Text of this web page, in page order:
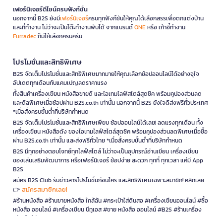
เฟอร์นิเจอร์ดีไซน์ครบฟังก์ชั่น
นอกจากนี้ B2S ยังมีเฟอร์นิเจอร์ครบทุกฟังก์ชันให้คุณได้เลือกสรรเพื่อตกแต่งบ้าน
และที่ทำงาน ไม่ว่าจะเป็นโต๊ะทำงานพับได้ จากแบรนด์ONEหรือ เก้าอี้ทำงาน
Furradecก็มีให้เลือกครบครัน
โปรโมชั่นและสิทธิพิเศษ
B2S จัดเต็มโปรโมชั่นและสิทธิพิเศษมากมายให้คุณเลือกช้อปออนไลน์ได้อย่างจุใจ
อัปเดตทุกเดือนกับแคมเปญลดราคาแรง
ทั้งสินค้าเครื่องเขียน หนังสือขายดี และไอเทมไลฟ์สไตล์สุดชิค พร้อมคูปองส่วนลด
และดีลพิเศษเมื่อช้อปผ่าน B2S.co.th เท่านั้น นอกจากนี้ B2S ยังใจดีส่งฟรีทั่วประเทศ
*เมื่อสั่งครบขั้นต่ำที่บริษัทกำหนด
B2S จัดเต็มโปรโมชั่นและสิทธิพิเศษเพียบ ช้อปออนไลน์ได้เลย! ลดแรงทุกเดือน ทั้ง
เครื่องเขียน หนังสือดัง ของไอเทมไลฟ์สไตล์สุดชิค พร้อมคูปองส่วนลดพิเศษเมื่อซื้อ
ผ่าน B2S.co.th เท่านั้น และส่งฟรีทั่วไทย *เมื่อสั่งครบขั้นต่ำที่บริษัทกำหนด
B2S มีทุกอย่างตอบโจทย์ทุกไลฟ์สไตล์ ไม่ว่าจะเป็นอุปกรณ์อ่านเขียน เครื่องเขียน
ของเล่นเสริมพัฒนาการ หรือเฟอร์นิเจอร์ ช้อปง่าย สะดวก ทุกที่ ทุกเวลา แค่มี App
B2S
สมัคร B2S Club รับข่าวสารโปรโมชั่นก่อนใคร และสิทธิพิเศษเฉพาะสมาชิก! คลิกเลย
👉 สมัครสมาชิกเลย!
#ร้านหนังสือ #ร้านขายหนังสือ ใกล้ฉัน #กระเป๋าใส่ดินสอ #เครื่องเขียนออนไลน์ #ซื้อ
หนังสือ ออนไลน์ #เครื่องเขียน บีทูเอส #ขาย หนังสือ ออนไลน์ #B2S #ร้านเครื่อง